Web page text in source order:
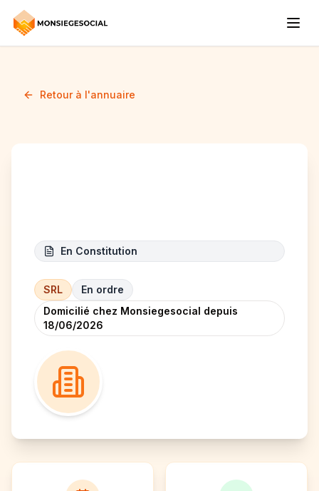
Retour à l'annuaire
En Constitution
SRL
En ordre
Domicilié chez Monsiegesocial depuis
18/06/2026